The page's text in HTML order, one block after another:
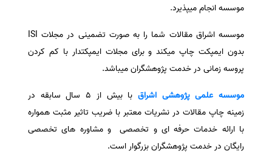
موسسه انجام میپذیرد.
موسسه اشراق مقالات شما را به صورت تضمینی در مجلات ISI
بدون ایمپکت چاپ میکند و برای مجلات ایمپکتدار با کم کردن
پروسه زمانی در خدمت پژوهشگران میباشد.
موسسه علمی پژوهشی اشراق
با بیش از 5 سال سابقه در
زمینه چاپ مقالات در نشریات معتبر با ضریب تاثیر مثبت همواره
با ارائه خدمات حرفه ای و تخصصی و مشاوره های تخصصی
رایگان در خدمت پژوهشگران بزرگوار است.